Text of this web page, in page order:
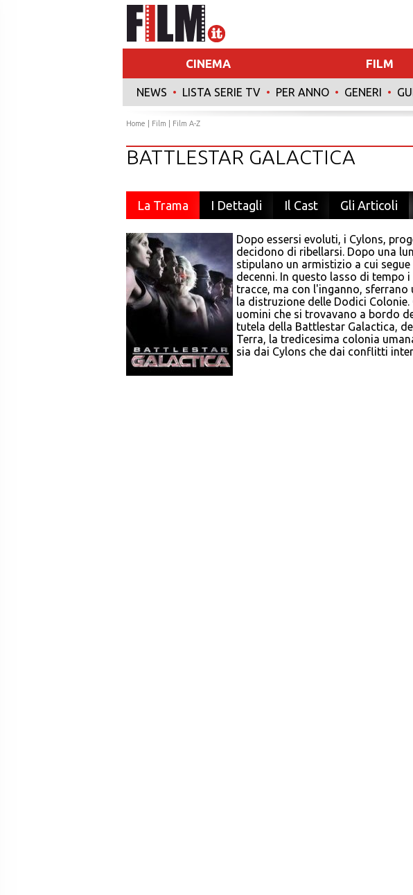
CINEMA FILM
NEWS • LISTA SERIE TV • PER ANNO • GENERI •
Home Film Film A-Z
BATTLESTAR GALACTICA
La Trama I Dettagli Il Cast Gli Articoli
Dopo essersi evoluti, i Cylons,
decidono di ribellarsi. Dopo una
stipulano un armistizio a cui
decenni. In questo lasso di tempo
tracce, ma con l'inganno,
la distruzione delle Dodici
uomini che si trovavano a bordo
tutela della Battlestar Galactica,
Terra, la tredicesima colonia
sia dai Cylons che dai conflitti